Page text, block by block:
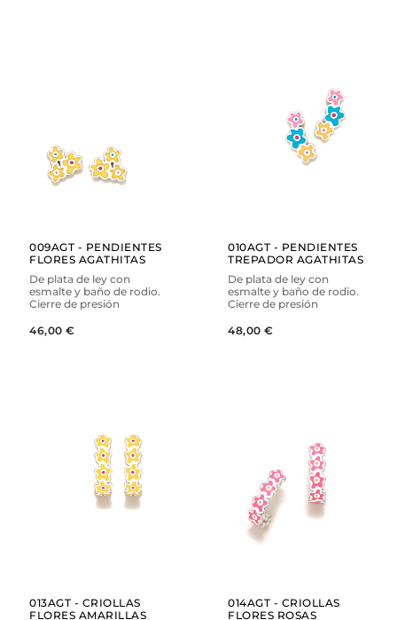
009AGT - PENDIENTES
FLORES AGATHITAS
De plata de ley con
esmalte y baño de rodio.
Cierre de presión
46,00 €
AÑADIR
010AGT - PENDIENTES
TREPADOR AGATHITAS
De plata de ley con
esmalte y baño de rodio.
Cierre de presión
48,00 €
AÑADIR
013AGT - CRIOLLAS
FLORES AMARILLAS
VER AÑADIR
014AGT - CRIOLLAS
FLORES ROSAS